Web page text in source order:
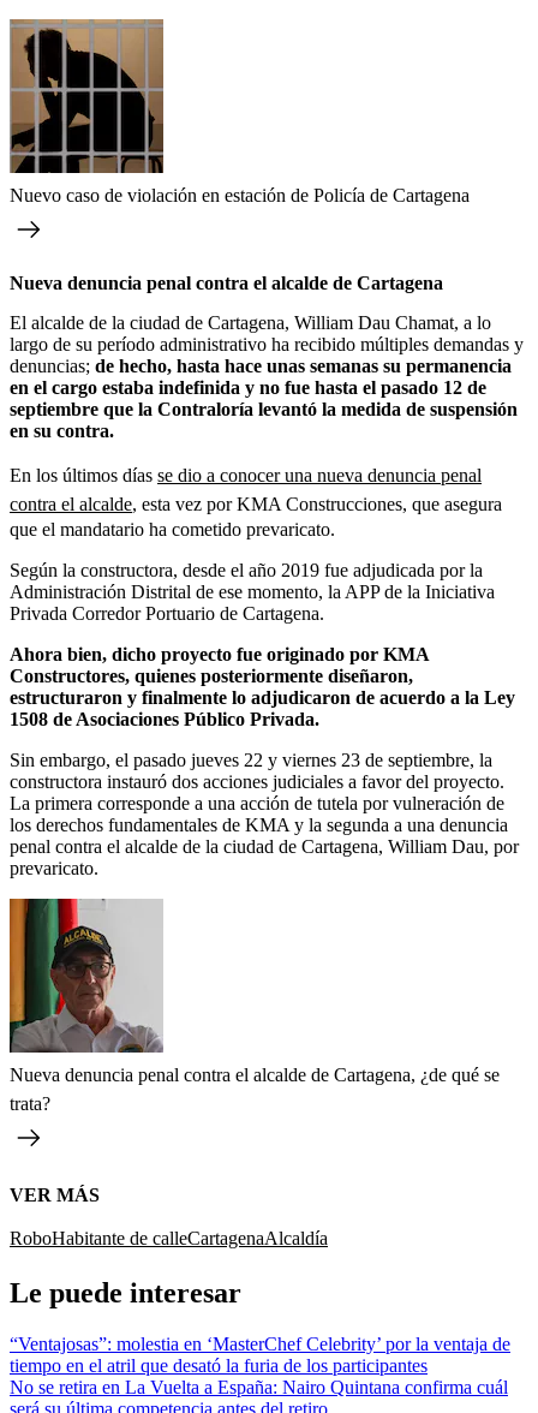
Nuevo caso de violación en estación de Policía de Cartagena
Nueva denuncia penal contra el alcalde de Cartagena
El alcalde de la ciudad de Cartagena, William Dau Chamat, a lo
largo de su período administrativo ha recibido múltiples demandas y
denuncias; de hecho, hasta hace unas semanas su permanencia
en el cargo estaba indefinida y no fue hasta el pasado 12 de
septiembre que la Contraloría levantó la medida de suspensión
en su contra.
En los últimos días se dio a conocer una nueva denuncia penal
contra el alcalde, esta vez por KMA Construcciones, que asegura
que el mandatario ha cometido prevaricato.
Según la constructora, desde el año 2019 fue adjudicada por la
Administración Distrital de ese momento, la APP de la Iniciativa
Privada Corredor Portuario de Cartagena.
Ahora bien, dicho proyecto fue originado por KMA
Constructores, quienes posteriormente diseñaron,
estructuraron y finalmente lo adjudicaron de acuerdo a la Ley
1508 de Asociaciones Público Privada.
Sin embargo, el pasado jueves 22 y viernes 23 de septiembre, la
constructora instauró dos acciones judiciales a favor del proyecto.
La primera corresponde a una acción de tutela por vulneración de
los derechos fundamentales de KMA y la segunda a una denuncia
penal contra el alcalde de la ciudad de Cartagena, William Dau, por
prevaricato.
Nueva denuncia penal contra el alcalde de Cartagena, ¿de qué se
trata?
VER MÁS
RoboHabitante de calleCartagenaAlcaldía
Le puede interesar
“Ventajosas”: molestia en ‘MasterChef Celebrity’ por la ventaja de
tiempo en el atril que desató la furia de los participantes
No se retira en La Vuelta a España: Nairo Quintana confirma cuál
será su última competencia antes del retiro